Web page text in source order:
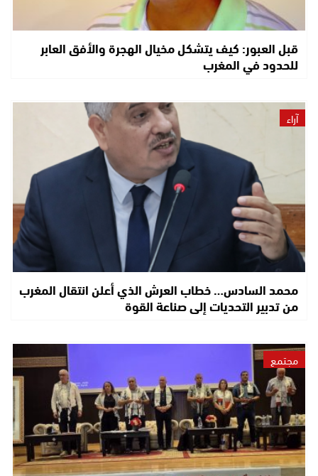
قبل العبور: كيف يتشكل مخيال الهجرة والأفق العابر
للحدود في المغرب
آراء
محمد السادس… خطاب العرش الذي أعلن انتقال المغرب
من تدبير التحديات إلى صناعة القوة
مجتمع